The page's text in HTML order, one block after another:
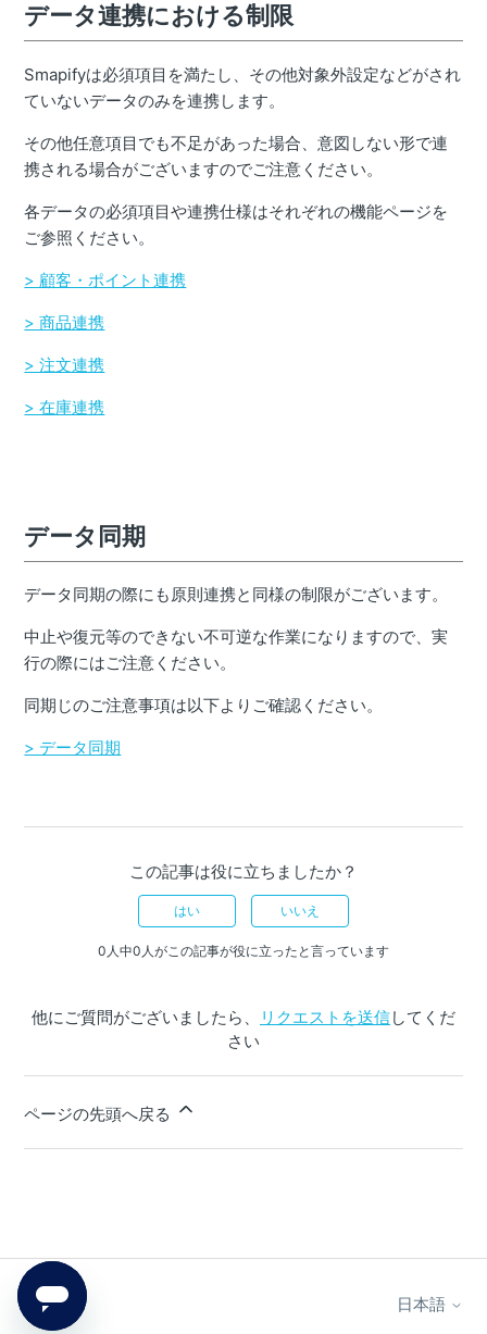
データ連携における制限
Smapifyは必須項目を満たし、その他対象外設定などがされ
ていないデータのみを連携します。
その他任意項目でも不足があった場合、意図しない形で連
携される場合がございますのでご注意ください。
各データの必須項目や連携仕様はそれぞれの機能ページを
ご参照ください。
> 顧客・ポイント連携
> 商品連携
> 注文連携
> 在庫連携
データ同期
データ同期の際にも原則連携と同様の制限がございます。
中止や復元等のできない不可逆な作業になりますので、実
行の際にはご注意ください。
同期じのご注意事項は以下よりご確認ください。
> データ同期
この記事は役に立ちましたか？
はい いいえ
0人中0人がこの記事が役に立ったと言っています
他にご質問がございましたら、 リクエストを送信してくだ
さい
ページの先頭へ戻る
Smapify 日本語